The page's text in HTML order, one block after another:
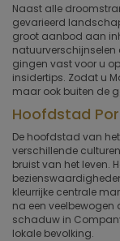
Naast alle
gevarieerd
groot aanbod aan
natuurverschijnselen
gingen vast voor u
insidertips. Zodat u
maar ook buiten de
Hoofdstad
De hoofdstad van
verschillende
bruist van het leven.
kleurrijke centrale
na een
schaduw in
lokale bevolking.